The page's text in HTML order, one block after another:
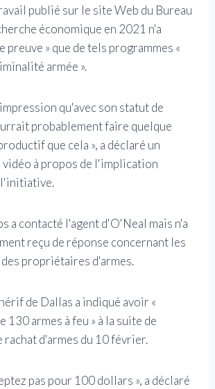
publié sur le site Web du Bureau
économique en 2021 n'a
preuve » que de tels programmes «
armée ».
qu'avec son statut de
probablement faire quelque
que cela », a déclaré un
vidéo à propos de l'implication
l'initiative.
a contacté l'agent d'O'Neal mais n'a
reçu de réponse concernant les
propriétaires d'armes.
de Dallas a indiqué avoir «
130 armes à feu » à la suite de
rachat d'armes du 10 février.
pas pour 100 dollars », a déclaré